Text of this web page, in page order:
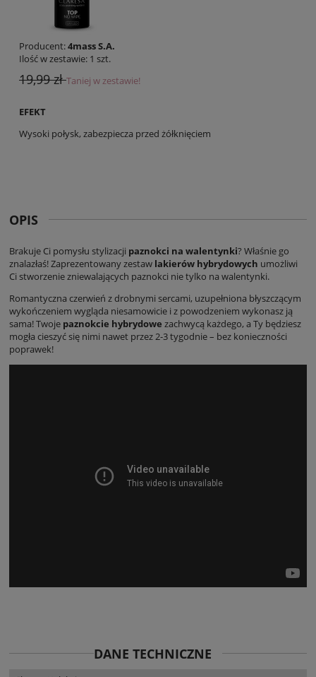
Producent:4mass S.A.
Ilość w zestawie: 1 szt.
19,99 złTaniej w zestawie!
EFEKT
Wysoki połysk, zabezpiecza przed żółknięciem
OPIS
Brakuje Ci pomysłu stylizacji paznokci na walentynki? Właśnie go
znalazłaś! Zaprezentowany zestaw lakierów hybrydowych umożliwi
Ci stworzenie zniewalających paznokci nie tylko na walentynki.
Romantyczna czerwień z drobnymi sercami, uzupełniona błyszczącym
wykończeniem wygląda niesamowicie i z powodzeniem wykonasz ją
sama! Twoje paznokcie hybrydowe zachwycą każdego, a Ty będziesz
mogła cieszyć się nimi nawet przez 2-3 tygodnie – bez konieczności
poprawek!
DANE TECHNICZNE